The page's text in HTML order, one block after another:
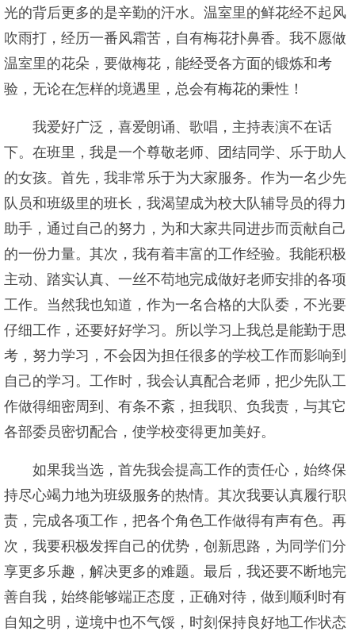
光的背后更多的是辛勤的汗水。温室里的鲜花经不起风
吹雨打，经历一番风霜苦，自有梅花扑鼻香。我不愿做
温室里的花朵，要做梅花，能经受各方面的锻炼和考
验，无论在怎样的境遇里，总会有梅花的秉性！
我爱好广泛，喜爱朗诵、歌唱，主持表演不在话
下。在班里，我是一个尊敬老师、团结同学、乐于助人
的女孩。首先，我非常乐于为大家服务。作为一名少先
队员和班级里的班长，我渴望成为校大队辅导员的得力
助手，通过自己的努力，为和大家共同进步而贡献自己
的一份力量。其次，我有着丰富的工作经验。我能积极
主动、踏实认真、一丝不苟地完成做好老师安排的各项
工作。当然我也知道，作为一名合格的大队委，不光要
仔细工作，还要好好学习。所以学习上我总是能勤于思
考，努力学习，不会因为担任很多的学校工作而影响到
自己的学习。工作时，我会认真配合老师，把少先队工
作做得细密周到、有条不紊，担我职、负我责，与其它
各部委员密切配合，使学校变得更加美好。
如果我当选，首先我会提高工作的责任心，始终保
持尽心竭力地为班级服务的热情。其次我要认真履行职
责，完成各项工作，把各个角色工作做得有声有色。再
次，我要积极发挥自己的优势，创新思路，为同学们分
享更多乐趣，解决更多的难题。最后，我还要不断地完
善自我，始终能够端正态度，正确对待，做到顺利时有
自知之明，逆境中也不气馁，时刻保持良好地工作状态